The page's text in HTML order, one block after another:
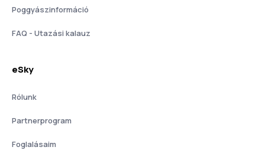
Poggyászinformáció
FAQ - Utazási kalauz
eSky
Rólunk
Partnerprogram
Foglalásaim